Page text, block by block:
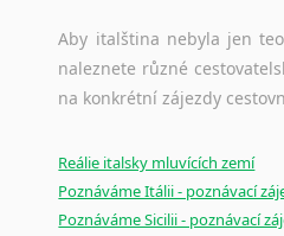
Aby italština nebyla jen
naleznete různé
na konkrétní zájezdy
Reálie italsky mluvících zemí
Poznáváme Itálii - poznávací
Poznáváme Sicilii - poznávací